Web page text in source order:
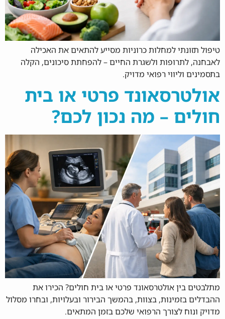
טיפול תזונתי למחלות כרוניות מסייע להתאים את האכילה
לאבחנה, לתרופות ולשגרת החיים – להפחתת סיכונים, הקלה
בתסמינים וליווי רפואי מדויק.
אולטרסאונד פרטי או בית
חולים – מה נכון לכם?
מתלבטים בין אולטרסאונד פרטי או בית חולים? הכירו את
ההבדלים בזמינות, בצוות, בהמשך הבירור ובעלויות, ובחרו מסלול
מדויק ונוח לצורך הרפואי שלכם בזמן המתאים.